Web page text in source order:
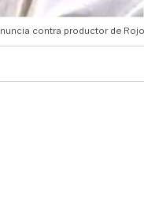
contra productor de Rojo